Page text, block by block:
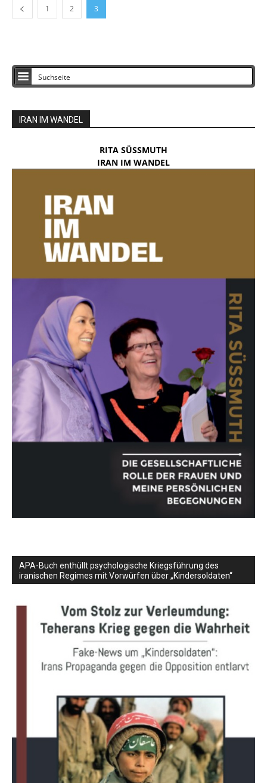
1 2 3
IRAN IM WANDEL
RITA SÜSSMUTH
IRAN IM WANDEL
APA-Buch enthüllt psychologische Kriegsführung des
iranischen Regimes mit Vorwürfen über „Kindersoldaten“